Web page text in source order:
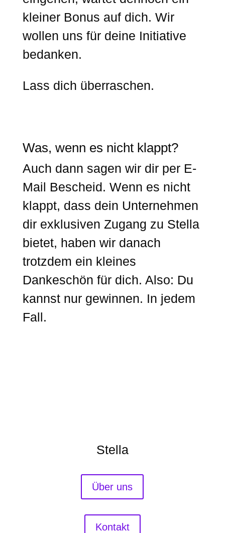
kleiner Bonus auf dich. Wir
wollen uns für deine Initiative
bedanken.
Lass dich überraschen.
Was, wenn es nicht klappt?
Auch dann sagen wir dir per E-
Mail Bescheid. Wenn es nicht
klappt, dass dein Unternehmen
dir exklusiven Zugang zu Stella
bietet, haben wir danach
trotzdem ein kleines
Dankeschön für dich. Also: Du
kannst nur gewinnen. In jedem
Fall.
Stella
Über uns
Kontakt